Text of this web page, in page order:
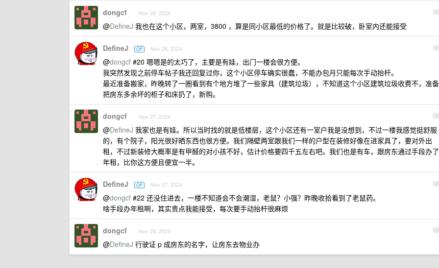
20
dongcf Nov 26, 2024
@DefineJ 我也在这个小区，两室，3800 ，算是同小区最低的价格了。就是比较破，卧室内还能接受
21
DefineJ OP Nov 26, 2024
@dongcf #20 嗯嗯是的太巧了，主要是有娃，出门一楼会很方便。
我突然发现之前停车帖子我还回复过你，这个小区停车确实很蠢，不能办包月只能每次手动抬杆。
最近准备搬家，昨晚转了一圈看到有个地方堆了一些家具（建筑垃圾），不知道这个小区建筑垃圾收费不，准备
把房东多余坏的柜子和床扔了，新购。
22
dongcf Nov 27, 2024
@DefineJ 我家也是有娃。所以当时找的就是低楼层，这个小区还有一室户我是没想到，不过一楼我感觉挺舒服
的，有个院子，阳光很好晒东西也很方便。我们隔壁两室跟我们一样的户型在装修好像在进家具了，要对外出
租，不过新装修大概率是有甲醛的对小孩不好，估计价格要四千五左右吧。我们也是有车，跟房东通过手段办了
年租，比你这方便且便宜一半。
23
DefineJ OP Nov 27, 2024
@dongcf #22 还没住进去，一楼不知道会不会潮湿，老鼠？小强？昨晚收拾看到了老鼠药。
啥手段办年租啊，其实贵点我能接受，每次要手动抬杆很麻烦
24
dongcf Nov 28, 2024
@DefineJ 行驶证 p 成房东的名字，让房东去物业办